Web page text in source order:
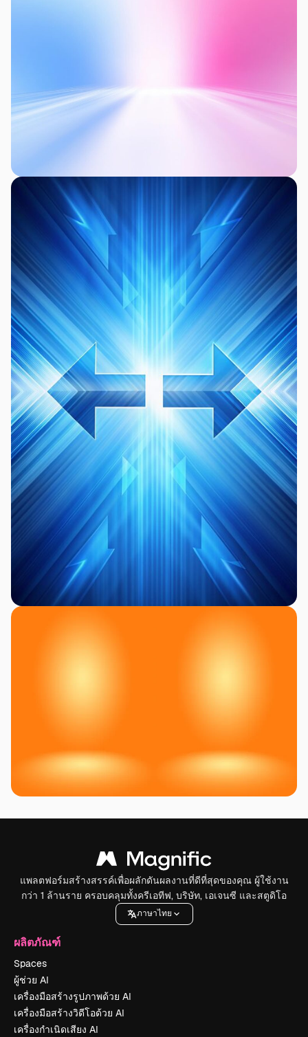
แพลตฟอร์มสร้างสรรค์เพื่อผลักดันผลงานที่ดีที่สุดของคุณ ผู้ใช้งาน
กว่า 1 ล้านราย ครอบคลุมทั้งครีเอทีฟ, บริษัท, เอเจนซี และสตูดิโอ
ภาษาไทย
ผลิตภัณฑ์
Spaces
ผู้ช่วย AI
เครื่องมือสร้างรูปภาพด้วย AI
เครื่องมือสร้างวิดีโอด้วย AI
เครื่องกำเนิดเสียง AI